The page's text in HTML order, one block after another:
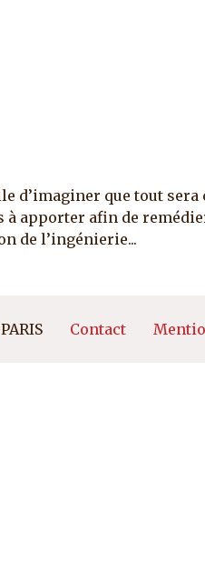
d’imaginer que tout sera
à apporter afin de
de l’ingénierie...
Pied de
Contact